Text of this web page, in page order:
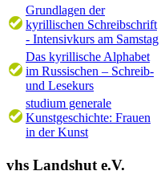
Grundlagen der
kyrillischen Schreibschrift
- Intensivkurs am Samstag
Das kyrillische Alphabet
im Russischen – Schreib-
und Lesekurs
studium generale
Kunstgeschichte: Frauen
in der Kunst
vhs Landshut e.V.